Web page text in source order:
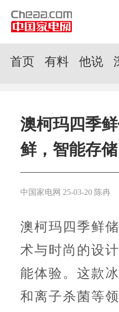
首页 有料 他说
澳柯玛四季
鲜，智能存储
中国家电网 25-03-20 陈冉
澳柯玛四季鲜
术与时尚的设
能体验。这款
和离子杀菌等